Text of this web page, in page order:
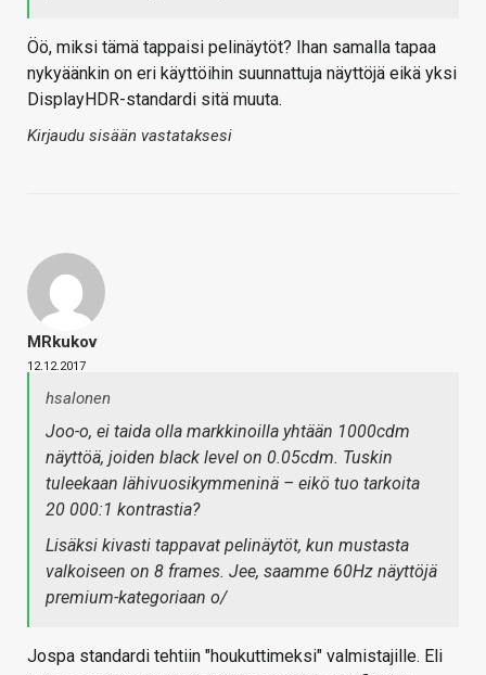
Öö, miksi tämä tappaisi pelinäytöt? Ihan samalla tapaa
nykyäänkin on eri käyttöihin suunnattuja näyttöjä eikä yksi
DisplayHDR-standardi sitä muuta.
Kirjaudu sisään vastataksesi
MRkukov
12.12.2017
hsalonen
Joo-o, ei taida olla markkinoilla yhtään 1000cdm
näyttöä, joiden black level on 0.05cdm. Tuskin
tuleekaan lähivuosikymmeninä – eikö tuo tarkoita
20 000:1 kontrastia?
Lisäksi kivasti tappavat pelinäytöt, kun mustasta
valkoiseen on 8 frames. Jee, saamme 60Hz näyttöjä
premium-kategoriaan o/
Jospa standardi tehtiin "houkuttimeksi" valmistajille. Eli